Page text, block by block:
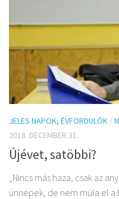
JELES NAPOK, ÉVFORDULÓK /
2018. DECEMBER 31.
Újévet, satöbbi?
„Nincs más haza, csak az
ünnepek, de nem múla el